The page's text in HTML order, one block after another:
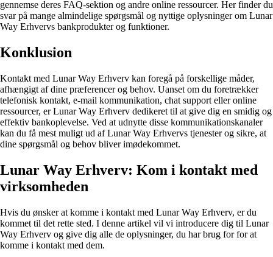
gennemse deres FAQ-sektion og andre online ressourcer. Her finder du
svar på mange almindelige spørgsmål og nyttige oplysninger om Lunar
Way Erhvervs bankprodukter og funktioner.
Konklusion
Kontakt med Lunar Way Erhverv kan foregå på forskellige måder,
afhængigt af dine præferencer og behov. Uanset om du foretrækker
telefonisk kontakt, e-mail kommunikation, chat support eller online
ressourcer, er Lunar Way Erhverv dedikeret til at give dig en smidig og
effektiv bankoplevelse. Ved at udnytte disse kommunikationskanaler
kan du få mest muligt ud af Lunar Way Erhvervs tjenester og sikre, at
dine spørgsmål og behov bliver imødekommet.
Lunar Way Erhverv: Kom i kontakt med
virksomheden
Hvis du ønsker at komme i kontakt med Lunar Way Erhverv, er du
kommet til det rette sted. I denne artikel vil vi introducere dig til Lunar
Way Erhverv og give dig alle de oplysninger, du har brug for for at
komme i kontakt med dem.